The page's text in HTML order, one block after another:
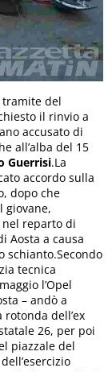
tramite del
il rinvio a
accusato di
all’alba del 15
Guerrisi.La
accordo sulla
dopo che
giovane,
reparto di
Aosta a causa
schianto.Secondo
tecnica
l’Opel
– andò a
dell’ex
26, per poi
piazzale del